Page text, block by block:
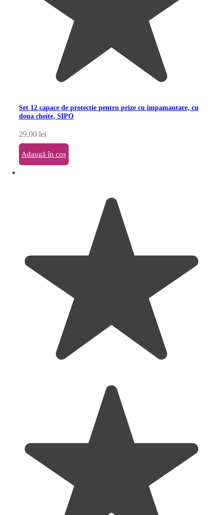
Set 12 capace de protectie pentru prize cu impamantare, cu
doua cheite, SIPO
29,00lei
Adaugă în coș